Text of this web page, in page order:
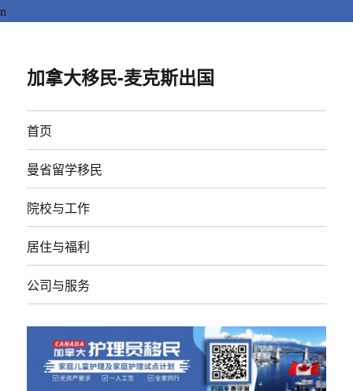
n
加拿大移民-麦克斯出国
首页
曼省留学移民
院校与工作
居住与福利
公司与服务